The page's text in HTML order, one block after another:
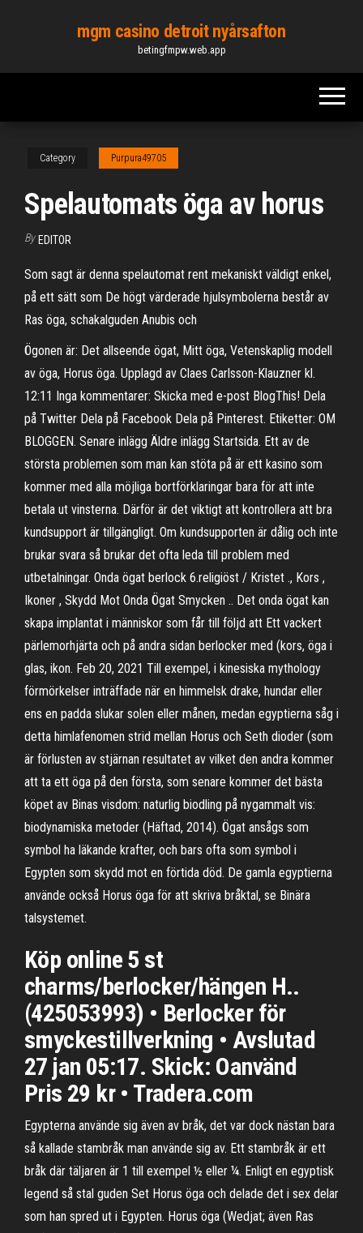
content
mgm casino detroit nyårsafton
betingfmpw.web.app
Category Purpura49705
Spelautomats öga av horus
By EDITOR
Som sagt är denna spelautomat rent mekaniskt väldigt enkel,
på ett sätt som De högt värderade hjulsymbolerna består av
Ras öga, schakalguden Anubis och
Ögonen är: Det allseende ögat, Mitt öga, Vetenskaplig modell
av öga, Horus öga. Upplagd av Claes Carlsson-Klauzner kl.
12:11 Inga kommentarer: Skicka med e-post BlogThis! Dela
på Twitter Dela på Facebook Dela på Pinterest. Etiketter: OM
BLOGGEN. Senare inlägg Äldre inlägg Startsida. Ett av de
största problemen som man kan stöta på är ett kasino som
kommer med alla möjliga bortförklaringar bara för att inte
betala ut vinsterna. Därför är det viktigt att kontrollera att bra
kundsupport är tillgängligt. Om kundsupporten är dålig och inte
brukar svara så brukar det ofta leda till problem med
utbetalningar. Onda ögat berlock 6.religiöst / Kristet ., Kors ,
Ikoner , Skydd Mot Onda Ögat Smycken .. Det onda ögat kan
skapa implantat i människor som får till följd att Ett vackert
pärlemorhjärta och på andra sidan berlocker med (kors, öga i
glas, ikon. Feb 20, 2021 Till exempel, i kinesiska mythology
förmörkelser inträffade när en himmelsk drake, hundar eller
ens en padda slukar solen eller månen, medan egyptierna såg i
detta himlafenomen strid mellan Horus och Seth dioder (som
är förlusten av stjärnan resultatet av vilket den andra kommer
att ta ett öga på den första, som senare kommer det bästa
köpet av Binas visdom: naturlig biodling på nygammalt vis:
biodynamiska metoder (Häftad, 2014). Ögat ansågs som
symbol ha läkande krafter, och bars ofta som symbol i
Egypten som skydd mot en förtida död. De gamla egyptierna
använde också Horus öga för att skriva bråktal, se Binära
talsystemet.
Köp online 5 st
charms/berlocker/hängen H..
(425053993) • Berlocker för
smyckestillverkning • Avslutad
27 jan 05:17. Skick: Oanvänd
Pris 29 kr • Tradera.com
Egypterna använde sig även av bråk, det var dock nästan bara
så kallade stambråk man använde sig av. Ett stambråk är ett
bråk där täljaren är 1 till exempel ½ eller ¼. Enligt en egyptisk
legend så stal guden Set Horus öga och delade det i sex delar
som han spred ut i Egypten. Horus öga (Wedjat; även Ras